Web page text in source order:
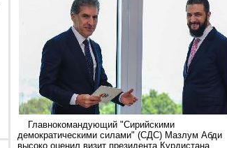
Главнокомандующий "Сирийскими
демократическими силами" (СДС) Мазлум Абди
высоко оценил визит президента Курдистана